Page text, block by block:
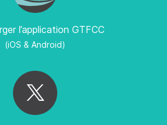
l’application GTFCC
(iOS & Android)